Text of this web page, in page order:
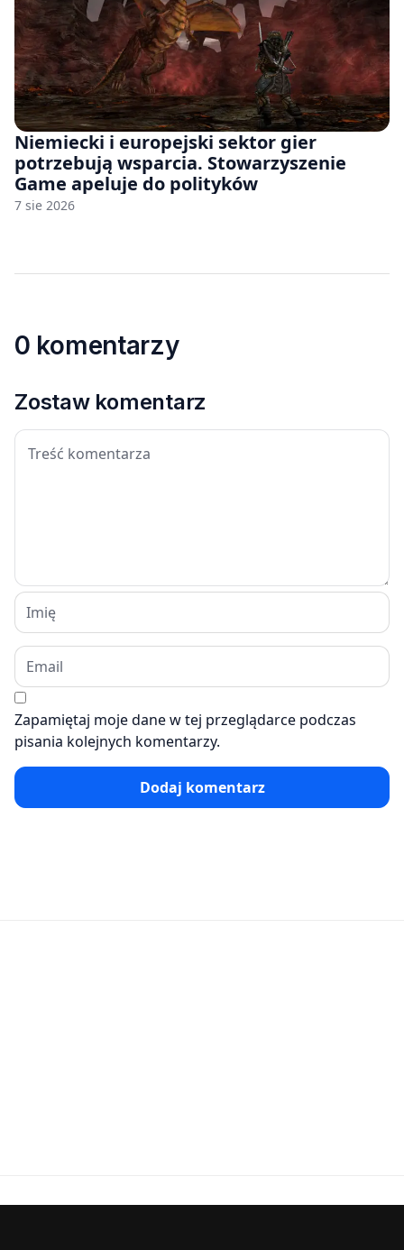
Niemiecki i europejski sektor gier
potrzebują wsparcia. Stowarzyszenie
Game apeluje do polityków
7 sie 2026
0 komentarzy
Zostaw komentarz
Zapamiętaj moje dane w tej przeglądarce podczas
pisania kolejnych komentarzy.
Dodaj komentarz